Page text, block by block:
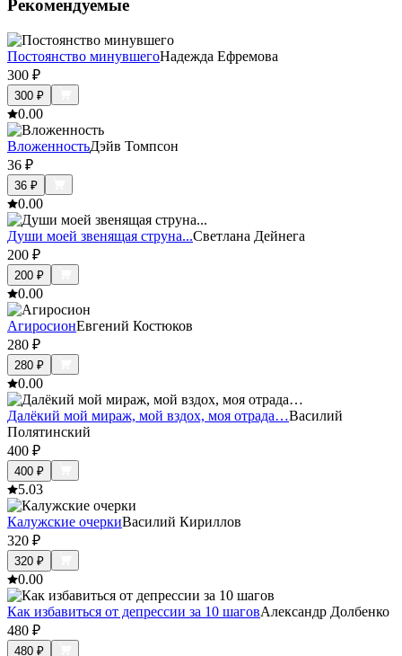
Рекомендуемые
Постоянство минувшегоНадежда Ефремова
300 ₽
300 ₽
0.00
ВложенностьДэйв Томпсон
36 ₽
36 ₽
0.00
Души моей звенящая струна...Светлана Дейнега
200 ₽
200 ₽
0.00
АгиросионЕвгений Костюков
280 ₽
280 ₽
0.00
Далёкий мой мираж, мой вздох, моя отрада…Василий
Полятинский
400 ₽
400 ₽
5.03
Калужские очеркиВасилий Кириллов
320 ₽
320 ₽
0.00
Как избавиться от депрессии за 10 шаговАлександр Долбенко
480 ₽
480 ₽